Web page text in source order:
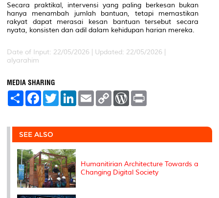
Secara praktikal, intervensi yang paling berkesan bukan
hanya menambah jumlah bantuan, tetapi memastikan
rakyat dapat merasai kesan bantuan tersebut secara
nyata, konsisten dan adil dalam kehidupan harian mereka.
Date of Input: 22/05/2026 | Updated: 22/05/2026 |
alyarahim
MEDIA SHARING
S
e
F
a
b
o
o
k
T
w
t
r
L
e
I
E
m
l
C
L
n
W
P
e
t
SEE ALSO
Humanitirian Architecture Towards a
Changing Digital Society